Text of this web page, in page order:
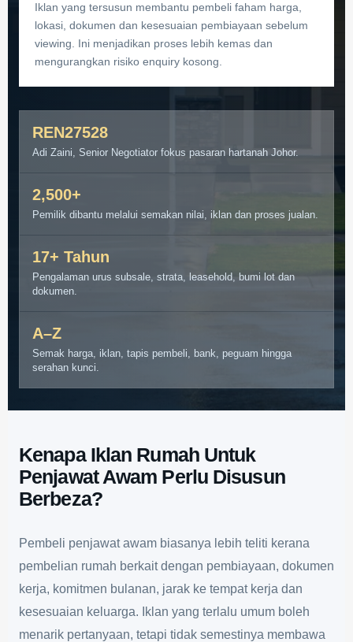
Iklan yang tersusun membantu pembeli faham harga,
lokasi, dokumen dan kesesuaian pembiayaan sebelum
viewing. Ini menjadikan proses lebih kemas dan
mengurangkan risiko enquiry kosong.
REN27528
Adi Zaini, Senior Negotiator fokus pasaran hartanah Johor.
2,500+
Pemilik dibantu melalui semakan nilai, iklan dan proses jualan.
17+ Tahun
Pengalaman urus subsale, strata, leasehold, bumi lot dan
dokumen.
A–Z
Semak harga, iklan, tapis pembeli, bank, peguam hingga
serahan kunci.
Kenapa Iklan Rumah Untuk
Penjawat Awam Perlu Disusun
Berbeza?
Pembeli penjawat awam biasanya lebih teliti kerana
pembelian rumah berkait dengan pembiayaan, dokumen
kerja, komitmen bulanan, jarak ke tempat kerja dan
kesesuaian keluarga. Iklan yang terlalu umum boleh
menarik pertanyaan, tetapi tidak semestinya membawa